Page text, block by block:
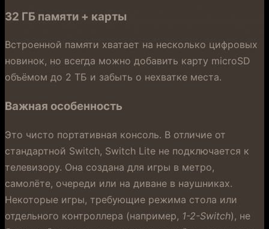
32 ГБ памяти + карты
Встроенной памяти хватает на несколько цифровых
новинок, но всегда можно добавить карту microSD
объёмом до 2 ТБ и забыть о нехватке места.
Важная особенность
Это чисто портативная консоль. В отличие от
стандартной Switch, Switch Lite не подключается к
телевизору. Она создана для игры в метро,
самолёте, очереди или на диване в наушниках.
Некоторые игры, требующие режима стола или
отдельного контроллера (например, 1-2-Switch), не